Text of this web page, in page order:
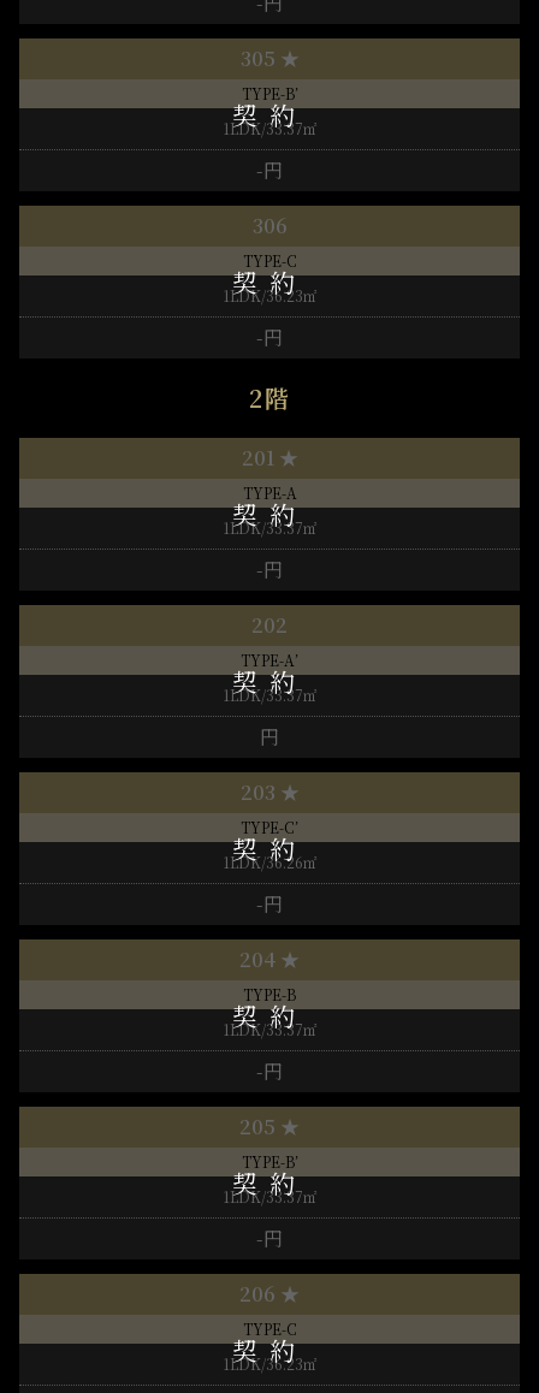
305 ★
TYPE-B’
1LDK/33.37㎡
-円
306
TYPE-C
1LDK/36.23㎡
-円
2階
201 ★
TYPE-A
1LDK/33.37㎡
-円
202
TYPE-A’
1LDK/33.37㎡
円
203 ★
TYPE-C’
1LDK/36.26㎡
-円
204 ★
TYPE-B
1LDK/33.37㎡
-円
205 ★
TYPE-B’
1LDK/33.37㎡
-円
206 ★
TYPE-C
1LDK/36.23㎡